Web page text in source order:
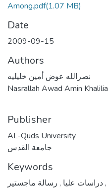
Among.pdf(1.07 MB)
Date
2009-09-15
Authors
نصرالله عوض أمين خليليه
Nasrallah Awad Amin Khalilia
Publisher
AL-Quds University
جامعة القدس
Keywords
,دراسات عليا ,